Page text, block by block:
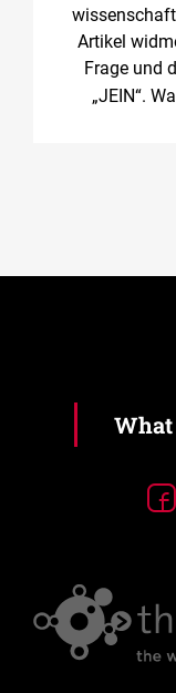
Artikel
Frage und
„JEIN“.